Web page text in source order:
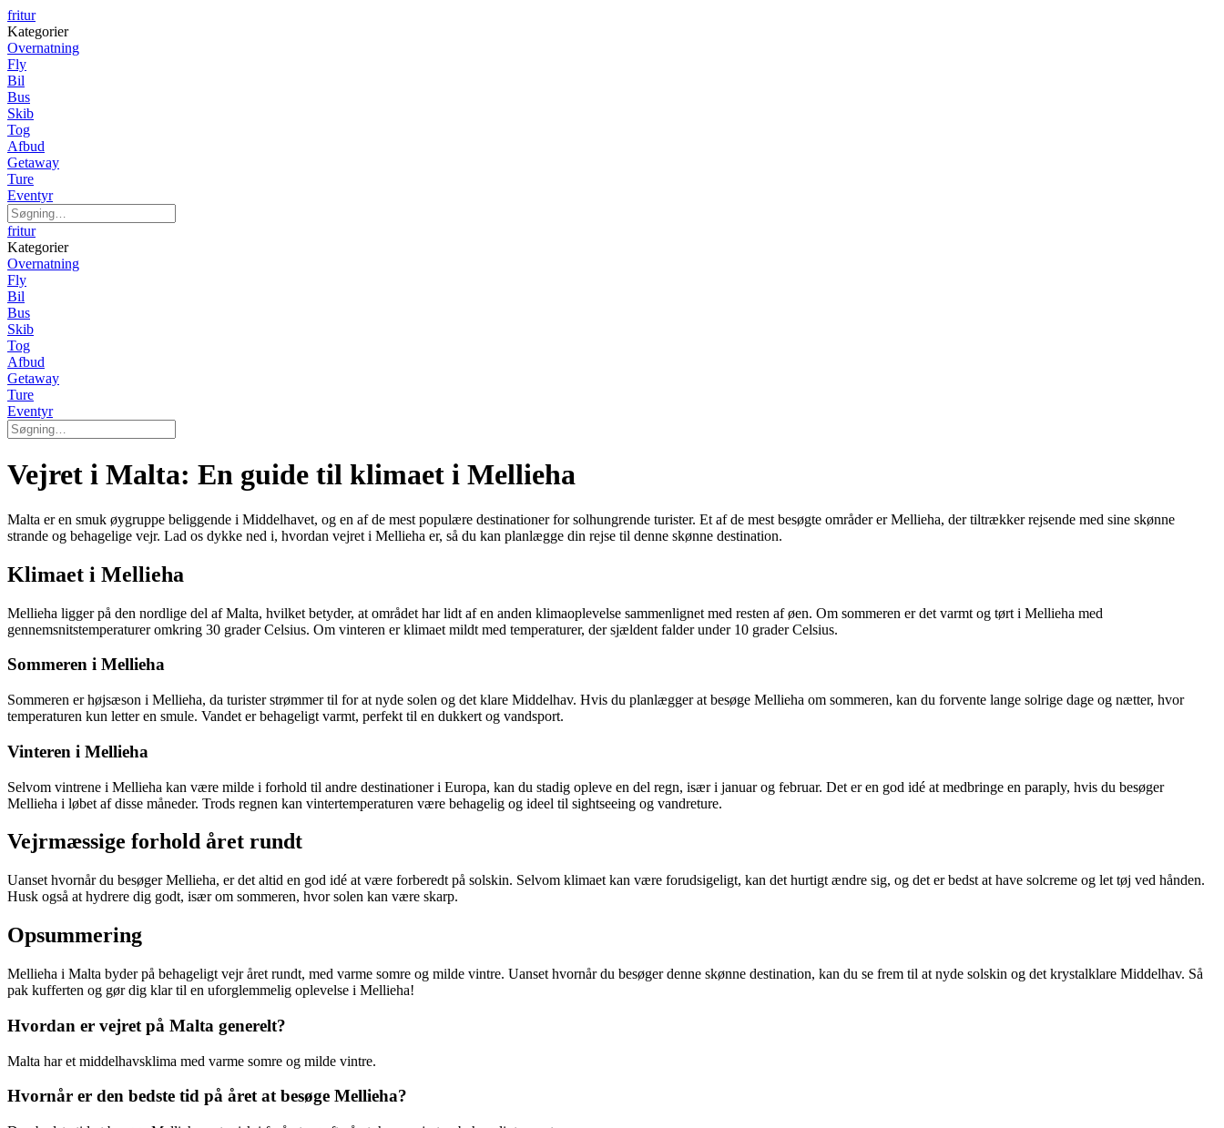
fritur
Kategorier
Overnatning
Fly
Bil
Bus
Skib
Tog
Afbud
Getaway
Ture
Eventyr
fritur
Kategorier
Overnatning
Fly
Bil
Bus
Skib
Tog
Afbud
Getaway
Ture
Eventyr
Vejret i Malta: En guide til klimaet i Mellieha
Malta er en smuk øygruppe beliggende i Middelhavet, og en af de mest populære destinationer for solhungrende turister. Et af de mest besøgte områder er Mellieha, der tiltrækker rejsende med sine skønne
strande og behagelige vejr. Lad os dykke ned i, hvordan vejret i Mellieha er, så du kan planlægge din rejse til denne skønne destination.
Klimaet i Mellieha
Mellieha ligger på den nordlige del af Malta, hvilket betyder, at området har lidt af en anden klimaoplevelse sammenlignet med resten af øen. Om sommeren er det varmt og tørt i Mellieha med
gennemsnitstemperaturer omkring 30 grader Celsius. Om vinteren er klimaet mildt med temperaturer, der sjældent falder under 10 grader Celsius.
Sommeren i Mellieha
Sommeren er højsæson i Mellieha, da turister strømmer til for at nyde solen og det klare Middelhav. Hvis du planlægger at besøge Mellieha om sommeren, kan du forvente lange solrige dage og nætter, hvor
temperaturen kun letter en smule. Vandet er behageligt varmt, perfekt til en dukkert og vandsport.
Vinteren i Mellieha
Selvom vintrene i Mellieha kan være milde i forhold til andre destinationer i Europa, kan du stadig opleve en del regn, især i januar og februar. Det er en god idé at medbringe en paraply, hvis du besøger
Mellieha i løbet af disse måneder. Trods regnen kan vintertemperaturen være behagelig og ideel til sightseeing og vandreture.
Vejrmæssige forhold året rundt
Uanset hvornår du besøger Mellieha, er det altid en god idé at være forberedt på solskin. Selvom klimaet kan være forudsigeligt, kan det hurtigt ændre sig, og det er bedst at have solcreme og let tøj ved hånden.
Husk også at hydrere dig godt, især om sommeren, hvor solen kan være skarp.
Opsummering
Mellieha i Malta byder på behageligt vejr året rundt, med varme somre og milde vintre. Uanset hvornår du besøger denne skønne destination, kan du se frem til at nyde solskin og det krystalklare Middelhav. Så
pak kufferten og gør dig klar til en uforglemmelig oplevelse i Mellieha!
Hvordan er vejret på Malta generelt?
Malta har et middelhavsklima med varme somre og milde vintre.
Hvornår er den bedste tid på året at besøge Mellieha?